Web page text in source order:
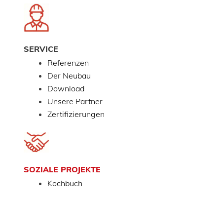
SERVICE
Referenzen
Der Neubau
Download
Unsere Partner
Zertifizierungen
SOZIALE PROJEKTE
Kochbuch